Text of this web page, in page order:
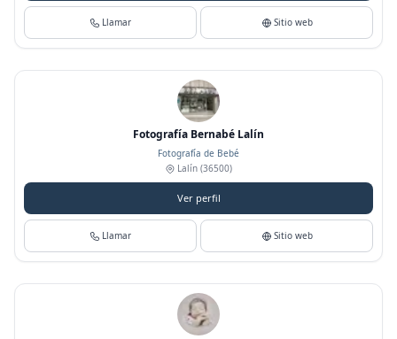
Llamar Sitio web
Fotografía Bernabé Lalín
Fotografía de Bebé
Lalín (36500)
Ver perfil
Llamar Sitio web